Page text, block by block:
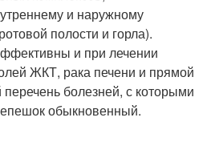
и наружному
полости и горла).
и при лечении
ЖКТ, рака печени и прямой
болезней, с которыми
обыкновенный.